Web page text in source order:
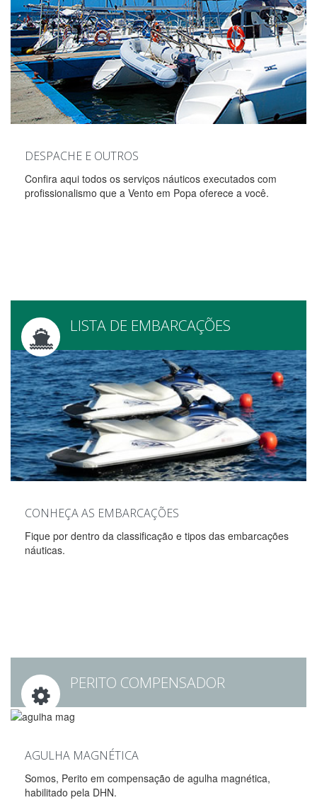
DESPACHE E OUTROS
Confira aqui todos os serviços náuticos executados com
profissionalismo que a Vento em Popa oferece a você.
LISTA DE EMBARCAÇÕES
CONHEÇA AS EMBARCAÇÕES
Fique por dentro da classificação e tipos das embarcações
náuticas.
PERITO COMPENSADOR
AGULHA MAGNÉTICA
Somos, Perito em compensação de agulha magnética,
habilitado pela DHN.